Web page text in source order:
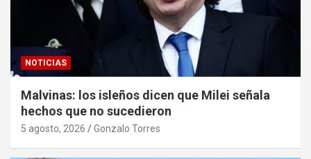
NOTICIAS
Malvinas: los isleños dicen que Milei señala
hechos que no sucedieron
5 agosto, 2026 Gonzalo Torres